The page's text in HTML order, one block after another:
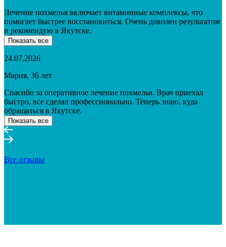
Лечение похмелья включает витаминные комплексы, что
помогает быстрее восстановиться. Очень доволен результатом
и рекомендую в Якутске.
Показать все
24.07.2026
Мария, 36 лет
Спасибо за оперативное лечение похмелья. Врач приехал
быстро, все сделал профессионально. Теперь знаю, куда
обращаться в Якутске.
Показать все
Все отзывы